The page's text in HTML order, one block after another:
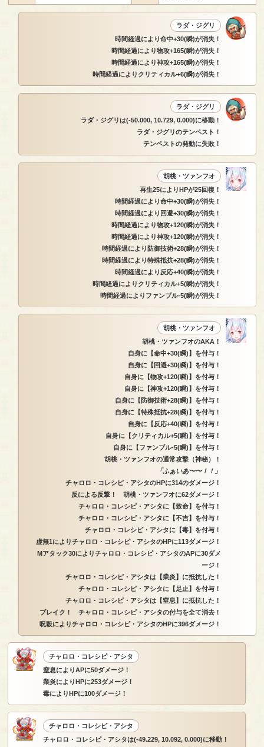
ラダ・ジグリ
時間経過により命中+30(瞬)が消失！
時間経過により物攻+165(瞬)が消失！
時間経過により神攻+165(瞬)が消失！
時間経過によりクリティカル+6(瞬)が消失！
ラダ・ジグリ
ラダ・ジグリは(-50.000, 10.729, 0.000)に移動！
ラダ・ジグリのテンペスト！
テンペストの発動に失敗！
胡桃・ツァンフオ
再生25によりHPが25回復！
時間経過により命中+30(瞬)が消失！
時間経過により回避+30(瞬)が消失！
時間経過により物攻+120(瞬)が消失！
時間経過により神攻+120(瞬)が消失！
時間経過により防御技術+28(瞬)が消失！
時間経過により特殊抵抗+28(瞬)が消失！
時間経過により反応+40(瞬)が消失！
時間経過によりクリティカル+5(瞬)が消失！
時間経過によりファンブル-5(瞬)が消失！
胡桃・ツァンフオ
胡桃・ツァンフオのAKA！
自身に【命中+30(瞬)】を付与！
自身に【回避+30(瞬)】を付与！
自身に【物攻+120(瞬)】を付与！
自身に【神攻+120(瞬)】を付与！
自身に【防御技術+28(瞬)】を付与！
自身に【特殊抵抗+28(瞬)】を付与！
自身に【反応+40(瞬)】を付与！
自身に【クリティカル+5(瞬)】を付与！
自身に【ファンブル-5(瞬)】を付与！
胡桃・ツァンフオの通常攻撃（神秘）！
「ふぁいあ〜〜！！」
チャロロ・コレシピ・アシタのHPに314のダメージ！
反による反撃！ 胡桃・ツァンフオに62ダメージ！
チャロロ・コレシピ・アシタに【致命】を付与！
チャロロ・コレシピ・アシタに【不吉】を付与！
チャロロ・コレシピ・アシタに【毒】を付与！
虚無1によりチャロロ・コレシピ・アシタのHPに113ダメージ！
Mアタック30によりチャロロ・コレシピ・アシタのAPに30ダメ
ージ！
チャロロ・コレシピ・アシタは【業炎】に抵抗した！
チャロロ・コレシピ・アシタに【足止】を付与！
チャロロ・コレシピ・アシタは【窒息】に抵抗した！
ブレイク！ チャロロ・コレシピ・アシタの付与を全て消去！
呪殺によりチャロロ・コレシピ・アシタのHPに396ダメージ！
チャロロ・コレシピ・アシタ
窒息によりAPに50ダメージ！
業炎によりHPに253ダメージ！
毒によりHPに100ダメージ！
チャロロ・コレシピ・アシタ
チャロロ・コレシピ・アシタは(-49.229, 10.092, 0.000)に移動！